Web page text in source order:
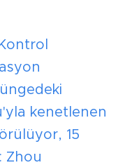
kenetlenen
15
Zhou